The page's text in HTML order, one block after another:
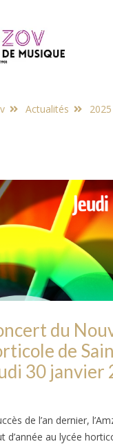
Actualités 2025
du
de
30 janvier
de l’an dernier,
d’année au lycée